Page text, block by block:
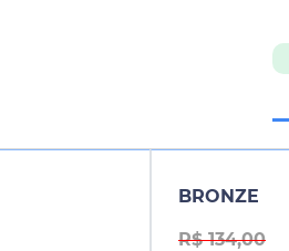
BRONZE
R$ 134,00